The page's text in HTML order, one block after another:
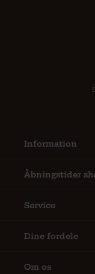
Information
Åbningstider
Service
Dine fordele
Om os